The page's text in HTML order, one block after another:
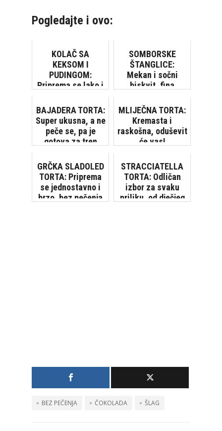
Pogledajte i ovo:
KOLAČ SA
KEKSOM I
PUDINGOM:
Priprema se lako i
[VIDEO]
SOMBORSKE
ŠTANGLICE:
Mekan i sočni
biskvit, fina
zadovoljstvo!
BAJADERA TORTA:
Super ukusna, a ne
peče se, pa je
gotova za tren
MLIJEČNA TORTA:
Kremasta i
raskošna, oduševit
će vas!
GRČKA SLADOLED
TORTA: Priprema
se jednostavno i
brzo, bez pečenja
STRACCIATELLA
TORTA: Odličan
izbor za svaku
priliku, od dječjeg
BEZ PEČENJA ČOKOLADA ŠLAG